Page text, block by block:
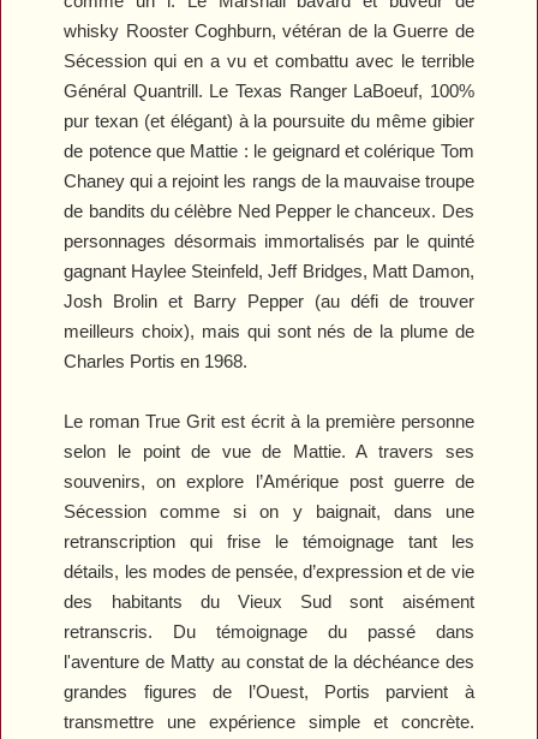
whisky Rooster Coghburn, vétéran de la Guerre de
Sécession qui en a vu et combattu avec le terrible
Général Quantrill. Le Texas Ranger LaBoeuf, 100%
pur texan (et élégant) à la poursuite du même gibier
de potence que Mattie : le geignard et colérique Tom
Chaney qui a rejoint les rangs de la mauvaise troupe
de bandits du célèbre Ned Pepper le chanceux. Des
personnages désormais immortalisés par le quinté
gagnant Haylee Steinfeld, Jeff Bridges, Matt Damon,
Josh Brolin et Barry Pepper (au défi de trouver
meilleurs choix), mais qui sont nés de la plume de
Charles Portis en 1968.
Le romanTrue Grit est écrit à la première personne
selon le point de vue de Mattie. A travers ses
souvenirs, on explore l’Amérique post guerre de
Sécession comme si on y baignait, dans une
retranscription qui frise le témoignage tant les
détails, les modes de pensée, d’expression et de vie
des habitants du Vieux Sud sont aisément
retranscris. Du témoignage du passé dans
l'aventure de Matty au constat de la déchéance des
grandes figures de l’Ouest, Portis parvient à
transmettre une expérience simple et concrète.